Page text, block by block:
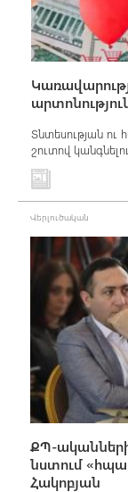
Տնտեսության
շուտով
Վերլուծական
ՔՊ-
նստում
Հակոբյան